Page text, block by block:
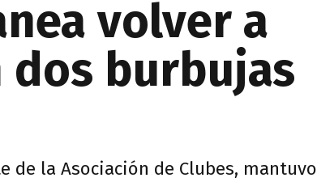
volver a
burbujas
de la Asociación de Clubes, mantuvo